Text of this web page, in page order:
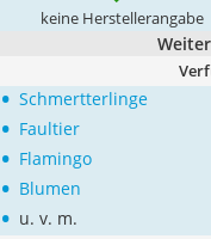
keine Herstellerangabe
• Schmertterlinge
• Faultier
• Flamingo
• Blumen
• u. v. m.